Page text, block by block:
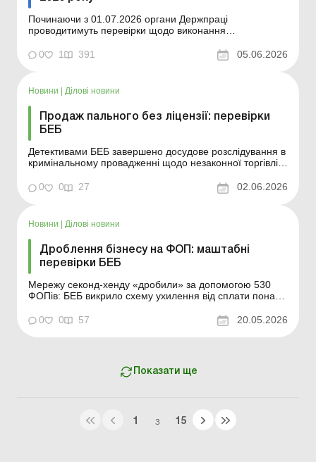
Починаючи з 01.07.2026 органи Держпраці
проводитимуть перевірки щодо виконання
працевлаштування осіб з інвалідністю за новими
правилами. Докладніше про ці правила читайте у
нормативу робочих місць для працевлаштув...
0 1 391 05.06.2026
Новини Ділові новини
Продаж пального без ліцензії: перевірки
БЕБ
Детективами БЕБ завершено досудове розслідування в
кримінальному провадженні щодо незаконної торгівлі
господарювання контролюючими органами під час
0 0 27 02.06.2026
Новини | Ділові новини
Дроблення бізнесу на ФОП: маштабні
перевірки БЕБ
Мережу секонд-хенду «дробили» за допомогою 530
ФОПів: БЕБ викрило схему ухилення від сплати понад
суб’єктів господарювання контролюючими органами
під час воєнного стану: правила та особливості
0 0 57 20.05.2026
Показати ще
1 З 15